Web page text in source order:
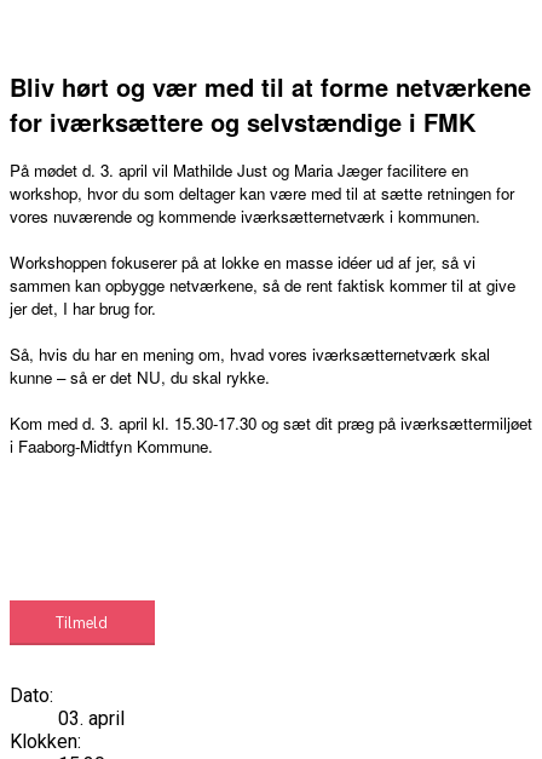
Bliv hørt og vær med til at forme netværkene
for iværksættere og selvstændige i FMK
På mødet d. 3. april vil Mathilde Just og Maria Jæger facilitere en
workshop, hvor du som deltager kan være med til at sætte retningen for
vores nuværende og kommende iværksætternetværk i kommunen.
Workshoppen fokuserer på at lokke en masse idéer ud af jer, så vi
sammen kan opbygge netværkene, så de rent faktisk kommer til at give
jer det, I har brug for.
Så, hvis du har en mening om, hvad vores iværksætternetværk skal
kunne – så er det NU, du skal rykke.
Kom med d. 3. april kl. 15.30-17.30 og sæt dit præg på iværksættermiljøet
i Faaborg-Midtfyn Kommune.
Tilmeld
Dato:
03. april
Klokken: